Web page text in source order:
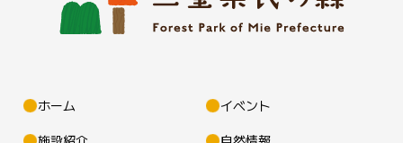
ホーム
イベント